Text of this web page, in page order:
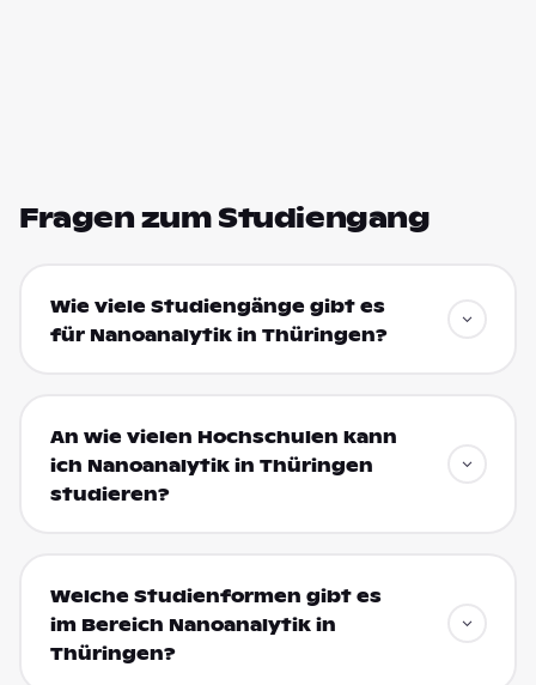
Fragen zum Studiengang
Wie viele Studiengänge gibt es
für Nanoanalytik in Thüringen?
An wie vielen Hochschulen kann
ich Nanoanalytik in Thüringen
studieren?
Welche Studienformen gibt es
im Bereich Nanoanalytik in
Thüringen?